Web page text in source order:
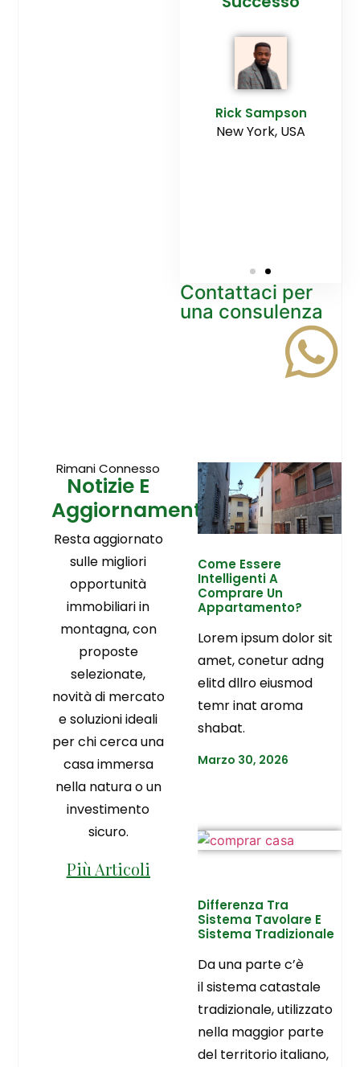
Rick Sampson
New York, USA
Contattaci per
una consulenza
Rimani Connesso
Notizie E
Aggiornamenti
Resta aggiornato
sulle migliori
opportunità
immobiliari in
montagna, con
proposte
selezionate,
novità di mercato
e soluzioni ideali
per chi cerca una
casa immersa
nella natura o un
investimento
sicuro.
Più Articoli
Come Essere
Intelligenti A
Comprare Un
Appartamento?
Lorem ipsum dolor sit
amet, conetur adng
elitd dllro eiusmod
temr inat aroma
shabat.
Marzo 30, 2026
Differenza Tra
Sistema Tavolare E
Sistema Tradizionale
Da una parte c’è
il sistema catastale
tradizionale, utilizzato
nella maggior parte
del territorio italiano,